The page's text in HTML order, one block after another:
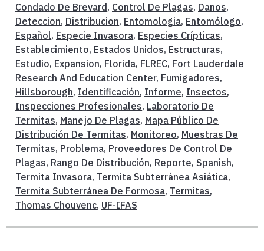
Condado De Brevard , Control De Plagas, Danos,
Deteccion, Distribucion, Entomologia, Entomólogo,
Español, Especie Invasora, Especies Crípticas,
Establecimiento, Estados Unidos, Estructuras,
Estudio, Expansion, Florida, FLREC, Fort Lauderdale
Research And Education Center, Fumigadores,
Hillsborough, Identificación, Informe, Insectos,
Inspecciones Profesionales, Laboratorio De
Termitas, Manejo De Plagas, Mapa Público De
Distribución De Termitas, Monitoreo, Muestras De
Termitas, Problema, Proveedores De Control De
Plagas, Rango De Distribución, Reporte, Spanish,
Termita Invasora, Termita Subterránea Asiática,
Termita Subterránea De Formosa, Termitas,
Thomas Chouvenc, UF-IFAS